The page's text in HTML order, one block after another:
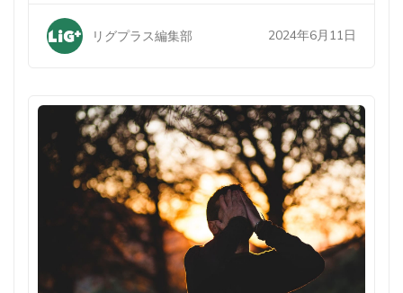
リグプラス編集部 2024年6月11日